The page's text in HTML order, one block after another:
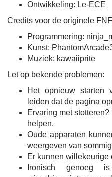
Ontwikkeling: Le-ECE
Credits voor de originele
Programmering:
Kunst:
Muziek: kawaiiprite
Let op bekende problemen:
Het opnieuw starten
leiden dat de pagina
Ervaring met
helpen.
Oude apparaten
weergeven van
Er kunnen willekeurige
Ironisch genoeg